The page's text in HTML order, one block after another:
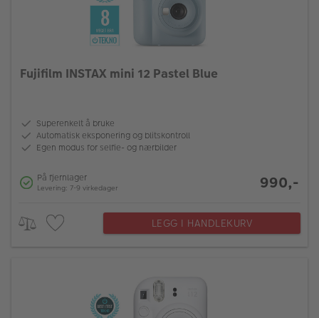
Fujifilm INSTAX mini 12 Pastel Blue
Superenkelt å bruke
Automatisk eksponering og blitskontroll
Egen modus for selfie- og nærbilder
På fjernlager
Levering: 7-9 virkedager 990,-
LEGG I HANDLEKURV